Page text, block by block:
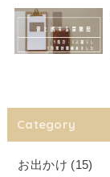
Category
お出かけ (15)